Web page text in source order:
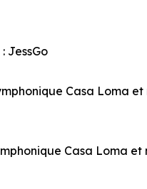
JessGo
Casa Loma
Casa Loma